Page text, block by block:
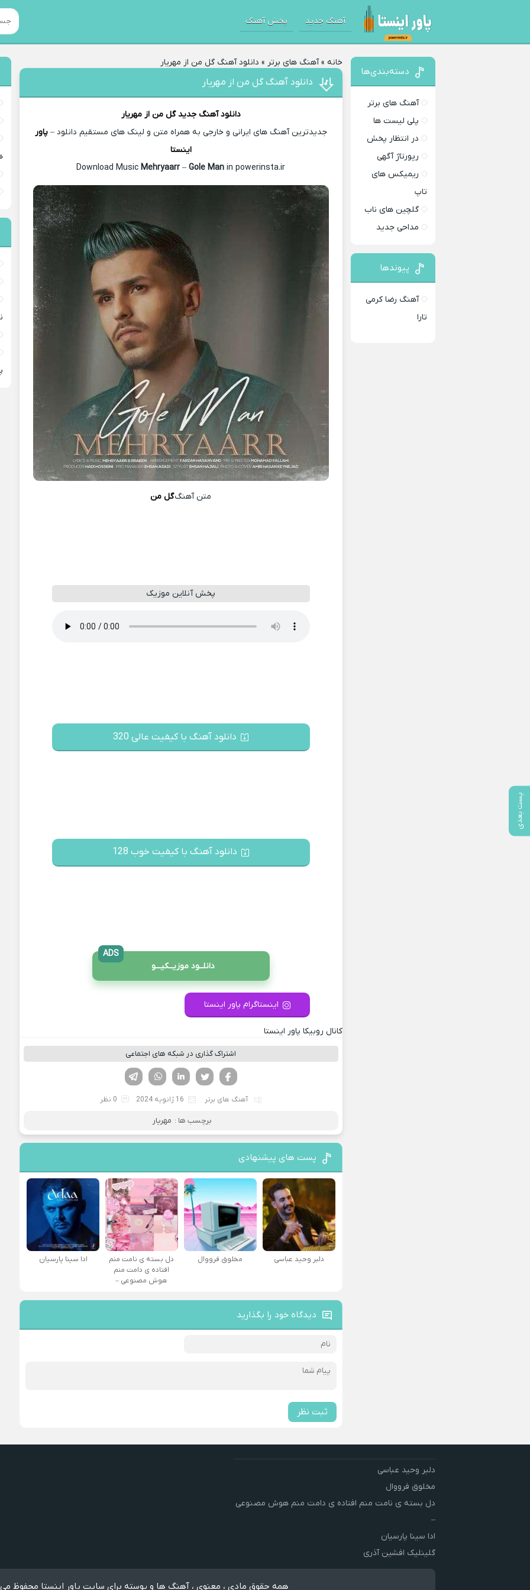
آهنگ جدید پخش آهنگ
خانه »آهنگ های برتر » دانلود آهنگ گل من از مهریار
پست بعدی
دانلود آهنگ گل من از مهریار
دانلود آهنگ جدید گل من ازمهریار
جدیدترین آهنگ های ایرانی و خارجی به همراه متن و لینک های مستقیم دانلود –پاور
اینستا
Download Music
Mehryaarr– Gole Man in powerinsta.ir
متن آهنگگل من
پخش آنلاین موزیک
دانلود آهنگ با کیفیت عالی 320
دانلود آهنگ با کیفیت خوب 128
دانلــود موزیــکیـــو
ADS
اینستاگرام پاور اینستا
کانال روبیکا پاور اینستا
اشتراک گذاری در شبکه های اجتماعی
لینکدین تویتر
فیسوک
آهنگ های برتر 16 ژانویه 2024 0 نظر
برچسب ها : مهریار
پست های پیشنهادی
دلبر وحید عباسی مخلوق فرووال
دل بسته ی نامت منم
افتاده ی دامت منم
هوش مصنوعی –
ادا سینا پارسیان
دیدگاه خود را بگذارید
ثبت نظر
دسته‌بندی‌ها
آهنگ های برتر
پلی لیست ها
در انتظار پخش
رپورتاژ آگهی
ریمیکس های
تاپ
گلچین های ناب
مداحی جدید
پیوندها
آهنگ رضا کرمی
تارا
دلبر وحید عباسی
مخلوق فرووال
دل بسته ی نامت منم افتاده ی دامت منم هوش مصنوعی
–
ادا سینا پارسیان
گلینلیک افشین آذری
همه حقوق مادی ، معنوی ، آهنگ ها و پوسته برای سایت پاور اینستا محفوظ